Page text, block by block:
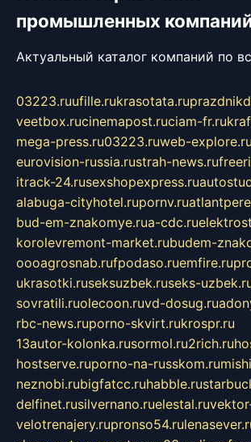
промышленных
Актуальный каталог компаний по
03223.ruufille.rukrasotata.ru
veetbox.rucinemapost.ruciam-fr.ru
mega-press.ru03223.ruweb-explore.ru
eurovision-russia.rustrah-news.ru
itrack-24.rusexshopexpress.ru
alabuga-cityhotel.rupornv.ru
bud-em-znakomye.rua-cdc.ru
korolevremont-market.rubudem-
oooagrosnab.rufpodaso.ruemfire.ru
ukrasotki.ruseksuzbek.ruseks-
sovratili.ruolecoon.ruvd-dosug.ru
rbc-news.ruporno-skvirt.rukrospr.ru
13autor-kolonka.rusormol.ru2rich.ru
hostserve.ruporno-na-russkom.ru
neznobi.rubigfatcc.ruhabble.ru
delfinet.rusilvernano.ruelestal.ru
velotrenajery.rupronso54.ru